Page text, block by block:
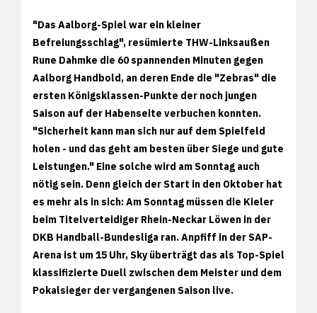
"Das Aalborg-Spiel war ein kleiner
Befreiungsschlag", resümierte THW-Linksaußen
Rune Dahmke die 60 spannenden Minuten gegen
Aalborg Handbold, an deren Ende die "Zebras" die
ersten Königsklassen-Punkte der noch jungen
Saison auf der Habenseite verbuchen konnten.
"Sicherheit kann man sich nur auf dem Spielfeld
holen - und das geht am besten über Siege und gute
Leistungen." Eine solche wird am Sonntag auch
nötig sein. Denn gleich der Start in den Oktober hat
es mehr als in sich: Am Sonntag müssen die Kieler
beim Titelverteidiger Rhein-Neckar Löwen in der
DKB Handball-Bundesliga ran. Anpfiff in der SAP-
Arena ist um 15 Uhr, Sky überträgt das als Top-Spiel
klassifizierte Duell zwischen dem Meister und dem
Pokalsieger der vergangenen Saison live.